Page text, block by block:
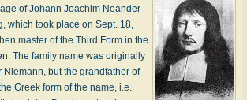
of Johann Joachim Neander
which took place on Sept. 18,
master of the Third Form in the
The family name was originally
but the grandfather of
Greek form of the name, i.e.